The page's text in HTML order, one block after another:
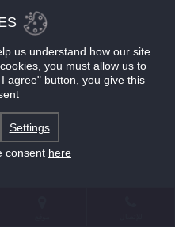
us understand how our site
you must allow us to
agree" button, you give this
Settings
consent here